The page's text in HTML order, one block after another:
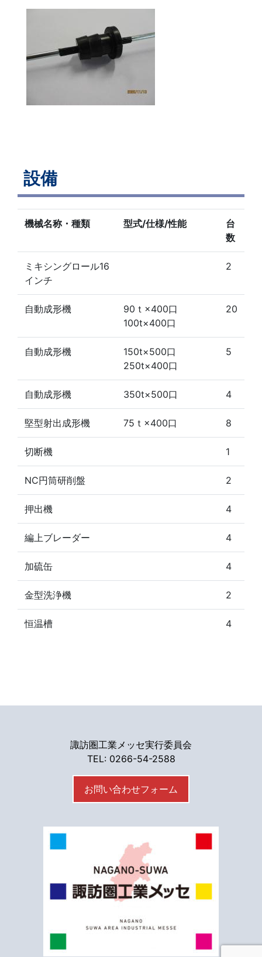
設備
機械名称・種類 型式/仕様/性能
台
数
ミキシングロール16
インチ
2
自動成形機
90ｔ×400口
100t×400口
20
自動成形機
150t×500口
250t×400口
5
自動成形機 350t×500口 4
堅型射出成形機 75ｔ×400口 8
切断機 1
NC円筒研削盤 2
押出機 4
編上ブレーダー 4
加硫缶 4
金型洗浄機 2
恒温槽 4
諏訪圏工業メッセ実行委員会
TEL: 0266-54-2588
お問い合わせフォーム